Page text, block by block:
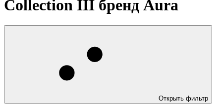
Collection III бренд Aura
Открыть фильтр